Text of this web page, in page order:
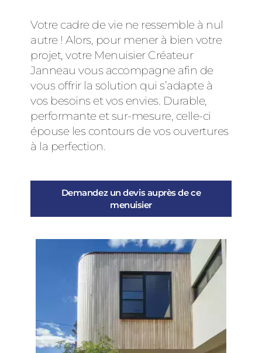
Votre cadre de vie ne ressemble à nul
autre ! Alors, pour mener à bien votre
projet, votre Menuisier Créateur
Janneau vous accompagne afin de
vous offrir la solution qui s’adapte à
vos besoins et vos envies. Durable,
performante et sur-mesure, celle-ci
épouse les contours de vos ouvertures
à la perfection.
Demandez un devis auprès de ce
menuisier